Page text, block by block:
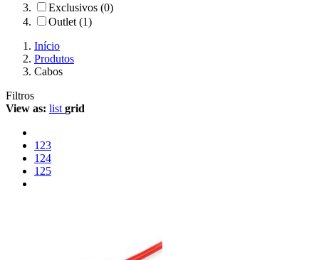
Exclusivos (0)
Outlet (1)
Início
Produtos
Cabos
Filtros
View as: list grid
123
124
125